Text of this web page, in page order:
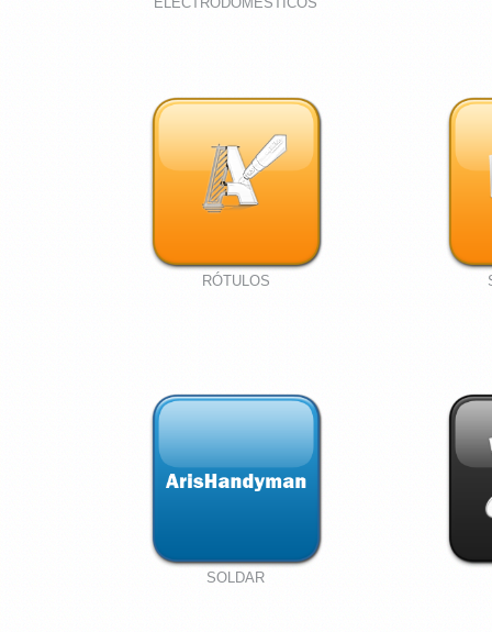
RÓTULOS
SOLDAR